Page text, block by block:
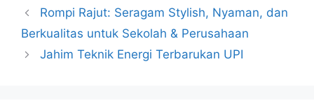
Rompi Rajut: Seragam Stylish, Nyaman, dan
Berkualitas untuk Sekolah & Perusahaan
Jahim Teknik Energi Terbarukan UPI